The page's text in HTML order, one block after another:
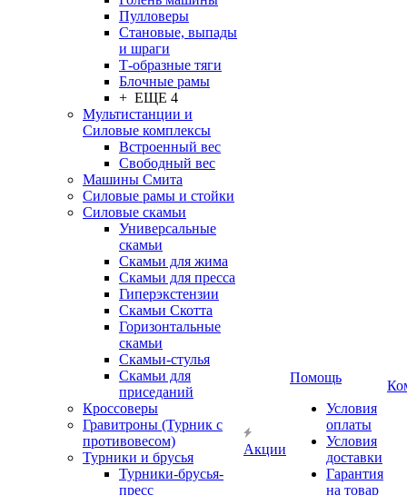
Пулловеры
Становые, выпады
и шраги
Т-образные тяги
Блочные рамы
+ ЕЩЕ 4
Мультистанции и
Силовые комплексы
Встроенный вес
Свободный вес
Машины Смита
Силовые рамы и стойки
Силовые скамьи
Универсальные
скамьи
Скамьи для жима
Скамьи для пресса
Гиперэкстензии
Скамьи Скотта
Горизонтальные
скамьи
Скамьи-стулья
Скамьи для
приседаний
Кроссоверы
Гравитроны (Турник с
противовесом)
Турники и брусья
Турники-брусья-
пресс
Акции
Помощь
Условия
оплаты
Условия
доставки
Гарантия
на товар